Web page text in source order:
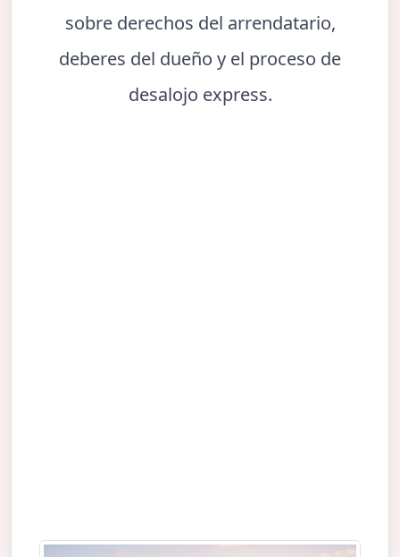
sobre derechos del arrendatario,
deberes del dueño y el proceso de
desalojo express.